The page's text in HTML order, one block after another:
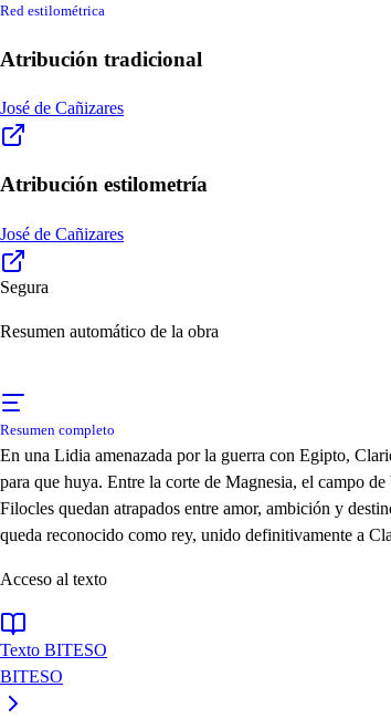
Red estilométrica
Atribución tradicional
José de Cañizares
Atribución estilometría
José de Cañizares
Segura
Resumen automático de la obra
Resumen completo
En una Lidia amenazada por la guerra con Egipto,
para que huya. Entre la corte de Magnesia, el campo
Filocles quedan atrapados entre amor, ambición y
queda reconocido como rey, unido definitivamente a
Acceso al texto
Texto BITESO
BITESO